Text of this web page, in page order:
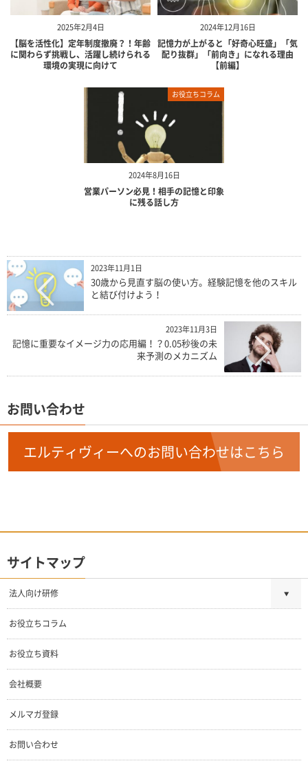
2025年2月4日
【脳を活性化】定年制度撤廃？！年齢
に関わらず挑戦し、活躍し続けられる
環境の実現に向けて
2024年12月16日
記憶力が上がると「好奇心旺盛」「気
配り抜群」「前向き」になれる理由
【前編】
2024年8月16日
お役立ちコラム
営業パーソン必見！相手の記憶と印象
に残る話し方
2023年11月1日
30歳から見直す脳の使い方。経験記憶を他のスキル
と結び付けよう！
2023年11月3日
記憶に重要なイメージ力の応用編！？0.05秒後の未
来予測のメカニズム
お問い合わせ
エルティヴィーへのお問い合わせはこちら
サイトマップ
法人向け研修
お役立ちコラム
お役立ち資料
会社概要
メルマガ登録
お問い合わせ